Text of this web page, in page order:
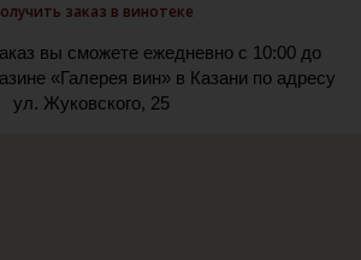
заказ в винотеке
вы сможете ежедневно с 10:00 до
«Галерея вин» в Казани по адресу
ул. Жуковского, 25